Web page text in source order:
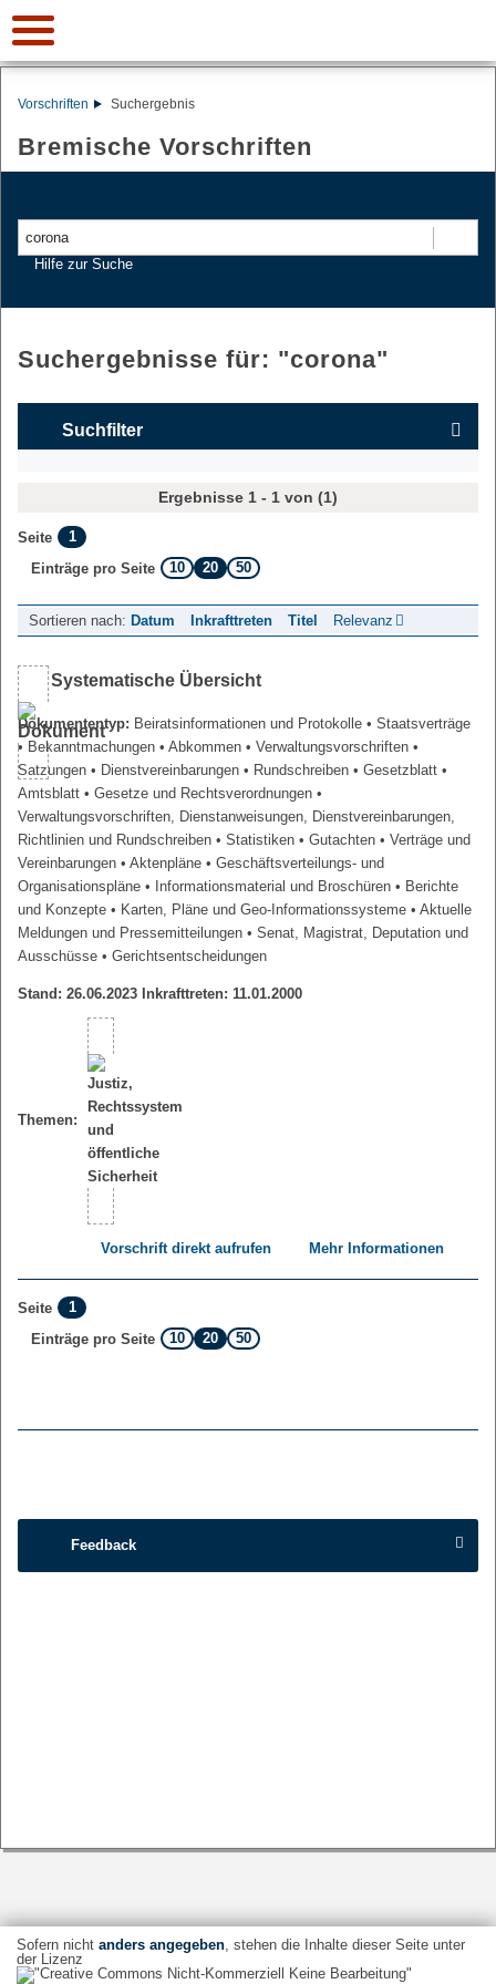
Vorschriften Suchergebnis
Bremische Vorschriften
Hilfe zur Suche
Suchergebnisse für: "corona"
Suchfilter
Ergebnisse 1 - 1 von (1)
Seite
1
Einträge pro Seite
10 20 50
Sortieren nach: Datum Inkrafttreten Titel Relevanz
Systematische Übersicht
Dokumententyp: Beiratsinformationen und Protokolle • Staatsverträge
• Bekanntmachungen • Abkommen • Verwaltungsvorschriften •
Satzungen • Dienstvereinbarungen • Rundschreiben • Gesetzblatt •
Amtsblatt • Gesetze und Rechtsverordnungen •
Verwaltungsvorschriften, Dienstanweisungen, Dienstvereinbarungen,
Richtlinien und Rundschreiben • Statistiken • Gutachten • Verträge und
Vereinbarungen • Aktenpläne • Geschäftsverteilungs- und
Organisationspläne • Informationsmaterial und Broschüren • Berichte
und Konzepte • Karten, Pläne und Geo-Informationssysteme • Aktuelle
Meldungen und Pressemitteilungen • Senat, Magistrat, Deputation und
Ausschüsse • Gerichtsentscheidungen
Stand: 26.06.2023 Inkrafttreten: 11.01.2000
Themen:
Vorschrift direkt aufrufen Mehr Informationen
Seite
1
Einträge pro Seite
10 20 50
Feedback
Sofern nicht anders angegeben, stehen die Inhalte dieser Seite unter
der Lizenz